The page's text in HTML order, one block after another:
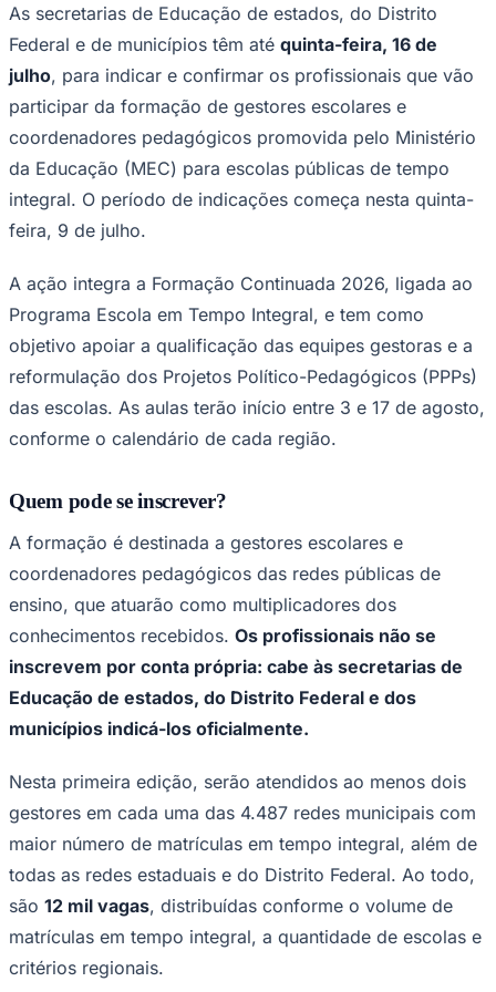
NBA
Fórmula 1
UFC
Tênis (ATP)
MLB
NHL
Atletismo
Vôlei
Competições de Futebol
Brasileirão Série B
Copa do Brasil
Libertadores
Sul-Americana
Copa América
Champions League
La Liga
As secretarias de Educação de estados, do Distrito
Federal e de municípios têm até quinta-feira, 16 de
julho, para indicar e confirmar os profissionais que vão
participar da formação de gestores escolares e
coordenadores pedagógicos promovida pelo Ministério
da Educação (MEC) para escolas públicas de tempo
integral. O período de indicações começa nesta quinta-
feira, 9 de julho.
A ação integra a Formação Continuada 2026, ligada ao
Programa Escola em Tempo Integral, e tem como
objetivo apoiar a qualificação das equipes gestoras e a
reformulação dos Projetos Político-Pedagógicos (PPPs)
das escolas. As aulas terão início entre 3 e 17 de agosto,
conforme o calendário de cada região.
Quem pode se inscrever?
A formação é destinada a gestores escolares e
coordenadores pedagógicos das redes públicas de
ensino, que atuarão como multiplicadores dos
conhecimentos recebidos. Os profissionais não se
inscrevem por conta própria: cabe às secretarias de
Educação de estados, do Distrito Federal e dos
municípios indicá-los oficialmente.
Nesta primeira edição, serão atendidos ao menos dois
gestores em cada uma das 4.487 redes municipais com
maior número de matrículas em tempo integral, além de
todas as redes estaduais e do Distrito Federal. Ao todo,
são 12 mil vagas, distribuídas conforme o volume de
matrículas em tempo integral, a quantidade de escolas e
critérios regionais.